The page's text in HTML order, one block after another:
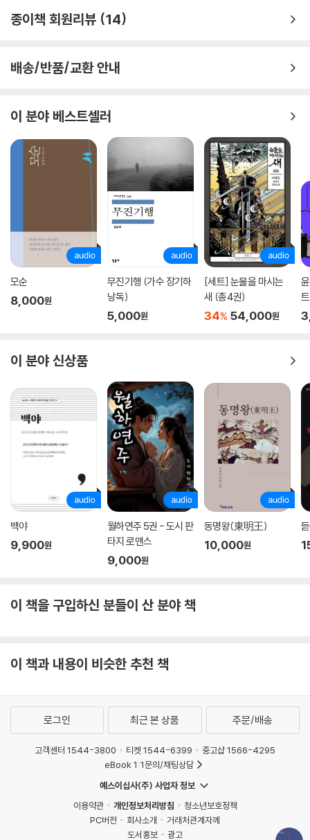
을 닮지 않으려고 발버둥친다. (...) 작가는 왜 고향을 불러와 파산선고를 하
임대아파트에서 엄마와 단둘이 살아온 ‘아란’은 당분간 떨어져 지내자는
엄마의 통보에 ‘또와 아저씨’네 집으로 들어가게 된다. 임대아파트 계약기
간이 만료되어 모녀가 함께 지낼 집이 사라진 탓이다. 엄마에게 빚이 있다
는 ‘또와 아저씨’는 제지회사에 다니다가 퇴직하고 “또와 아귀찜, 또와막창
구이, 또와해장국, 또와김밥” 등등을 차렸다가 다 망한 전력이 있는 가장
이다. 아니나 다를까, 아란이 들어간 지 얼마 지나지 않아 또와 아저씨네도
완전히 파산하게 되고 아란은 졸지에 집과 일자리를 구해야 하는 처지가
된다. 버스 종점이 있는 동네에 “보증금 무, 월세 십만원”짜리 집을 운 좋게
구하게 된 아란은 학교를 자퇴하고 나이를 숨긴 채 치킨집에서 일을 시작
에 보일 때마다 그것들을 사 모으지만 엄마는 급기야 연락이 두절된다. 한
편 치킨집 사장 ‘치킨홍’은 지적장애가 있는 배다른 남동생 ‘양보’와, 외삼
촌이 베트남 출신 아내를 얻어 낳은 자식 ‘첸’을 혼자 돌보며 치킨집을 운영
아와 엄마 없이 방치된 ‘양보’와 ‘첸’을 거둔다.
‘아란’은 포기하지 않고 엄마를 기다리며 끝내 희망을 놓지 않는다. 때로 원
망 섞인 목소리로 엄마를 질타하기도 하지만 “꿈을 찾아 고향을 떠”난 엄
마를 이해하려 한다. “엄마의 얼굴이고, 목소리이고, 웃음”인 홍시를 들여
“쌀 구하러 나간 엄마를 찾아다니는 이야기구나. 떡 팔러 간 엄마를 기다리
는 우리 동화랑 비슷하네. 예나 지금이나, 또 국경을 초월해서 어째 엄마들
은 하나같이 식량을 구하러 나가면 돌아오질 않냐. 아버지들은 죄다 어디
있나 몰라.” (156면)
이들의 아버지는 전부 망하거나 사라졌다. 그 뒤를 이어 생계를 책임지게
도시와 운명을 같이한다.
게도 이른 첫눈이 내렸다. 눈을 맞으며 귀가한 엄마가 멍한 표정으로 “철길
이 죽었어야? 기차는 어디로 가지?”라고 말했다. 자기를 어딘가로 안내해
엄마는 그때부터 자기만의 새로운 철길을 찾아 남몰래 헤맸을지도 모른다.
(128~29면)
안정감 있는 구도와 흡인력 있는 서술로 ‘아란’의 파란만장한 독립기를 그
려낸 김설원 작가는 삶을 포기하지 않고 버텨내는 사람들의 연대를 특유의
따뜻한 감성으로 보여준다. 특히 함께 소풍을 떠난 곳에서 ‘아란’이 ‘치킨
홍’과 ‘양보’의 사진을 찍어주는 마지막 장면은 쉽사리 지워지지 않는 감동
을 안겨준다. 김설원 작가가 오랜 시간 다져온 소설적 깊이가, ‘그럼에도 불
종이책 회원리뷰 14
배송/반품/교환 안내
이 분야 베스트셀러
모순
8,000원
무진기행 (가수 장기하
낭독)
5,000원
[세트] 눈물을 마시는
새 (총4권)
34% 54,000원
이 분야 신상품
백야
9,900원
월하연주 5권 - 도시 판
타지 로맨스
9,000원
동명왕(東明王)
10,000원
이 책을 구입하신 분들이 산 분야 책
이 책과 내용이 비슷한 추천 책
로그인 최근 본 상품 주문/배송
고객센터 1544-3800 티켓 1544-6399
중고샵 1566-4295
eBook 1:1문의/채팅상담
예스이십사(주) 사업자 정보
이용약관
개인정보처리방침
청소년보호정책
PC버전
회사소개
거래처관계자께
도서홍보
광고